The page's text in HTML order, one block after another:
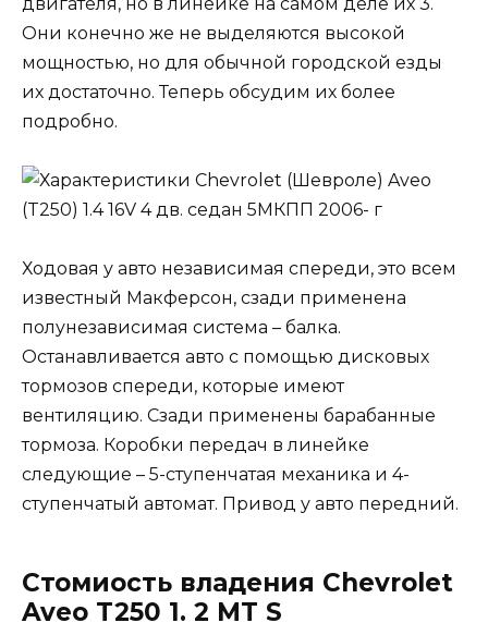
Они конечно же не выделяются высокой
мощностью, но для обычной городской езды
их достаточно. Теперь обсудим их более
подробно.
Ходовая у авто независимая спереди, это всем
известный Макферсон, сзади применена
полунезависимая система – балка.
Останавливается авто с помощью дисковых
тормозов спереди, которые имеют
вентиляцию. Сзади применены барабанные
тормоза. Коробки передач в линейке
следующие – 5-ступенчатая механика и 4-
ступенчатый автомат. Привод у авто передний.
Стомиость владения Chevrolet
Aveo T250 1. 2 MT S